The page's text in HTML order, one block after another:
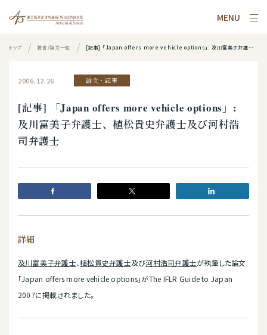
MENU
トップ 著書/論文一覧 [記事] 「Japan offers more vehicle options」: 及川富美子弁護士、植松貴史弁護士及び河村浩司弁護士
2006.12.26 論文・記事
[記事] 「Japan offers more vehicle options」:
及川富美子弁護士、植松貴史弁護士及び河村浩
司弁護士
詳細
及川富美子弁護士、植松貴史弁護士及び河村浩司弁護士が執筆した論文
「Japan offers more vehicle options」がThe IFLR Guide to Japan
2007に掲載されました。